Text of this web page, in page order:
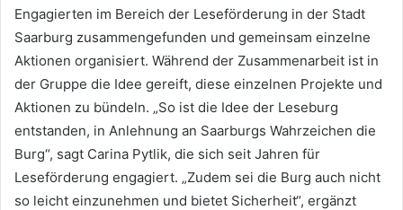
Engagierten im Bereich der Leseförderung in der Stadt
Saarburg zusammengefunden und gemeinsam einzelne
Aktionen organisiert. Während der Zusammenarbeit ist in
der Gruppe die Idee gereift, diese einzelnen Projekte und
Aktionen zu bündeln. „So ist die Idee der Leseburg
entstanden, in Anlehnung an Saarburgs Wahrzeichen die
Burg“, sagt Carina Pytlik, die sich seit Jahren für
Leseförderung engagiert. „Zudem sei die Burg auch nicht
so leicht einzunehmen und bietet Sicherheit“, ergänzt